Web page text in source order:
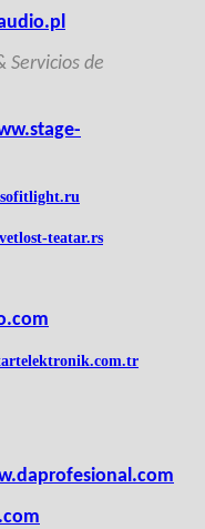
Servicios de
teatar.rs